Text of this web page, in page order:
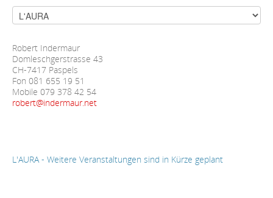
Robert Indermaur
Domleschgerstrasse 43
CH-7417 Paspels
Fon 081 655 19 51
Mobile 079 378 42 54
robert@indermaur.net
L'AURA - Weitere Veranstaltungen sind in Kürze geplant